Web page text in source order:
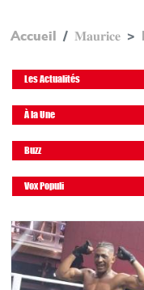
Accueil 𝐌𝐚𝐮𝐫𝐢𝐜𝐞
Les Actualités
À la Une
Buzz
Vox Populi
Main picture